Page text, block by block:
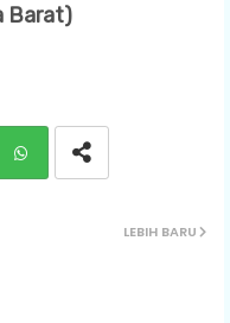
Barat)
LEBIH BARU